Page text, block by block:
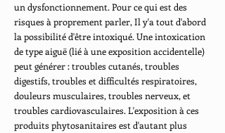
un dysfonctionnement. Pour ce qui est des
risques à proprement parler, Il y'a tout d'abord
la possibilité d'être intoxiqué. Une intoxication
de type aiguë (lié à une exposition accidentelle)
peut générer : troubles cutanés, troubles
digestifs, troubles et difficultés respiratoires,
douleurs musculaires, troubles nerveux, et
troubles cardiovasculaires. L'exposition à ces
produits phytosanitaires est d'autant plus